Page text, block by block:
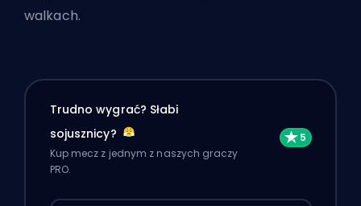
walkach.
Trudno wygrać? Słabi
sojusznicy?
Kup mecz z jednym z naszych graczy
PRO.